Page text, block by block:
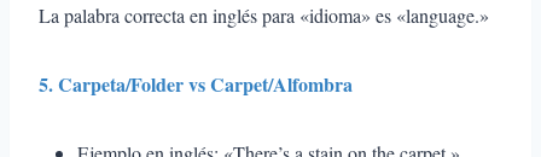
La palabra correcta en inglés para «idioma» es «language.»
5. Carpeta/Folder vs Carpet/Alfombra